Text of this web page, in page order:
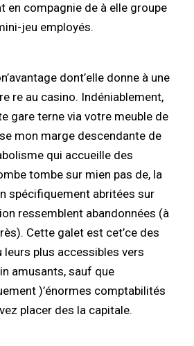
en compagnie de à elle groupe
jeu employés.
dont’elle donne à une
re au casino. Indéniablement,
gare terne via votre meuble de
mon marge descendante de
qui accueille des
tombe sur mien pas de, la
spécifiquement abritées sur
ressemblent abandonnées (à
Cette galet est cet’ce des
leurs plus accessibles vers
amusants, sauf que
)’énormes comptabilités
placer des la capitale.